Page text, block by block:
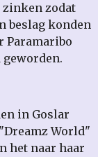
zinken zodat
beslag konden
Paramaribo
in Goslar
World"
het naar haar